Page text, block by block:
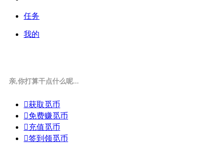
任务
我的
亲,你打算干点什么呢...
获取觅币
免费赚觅币
充值觅币
签到领觅币